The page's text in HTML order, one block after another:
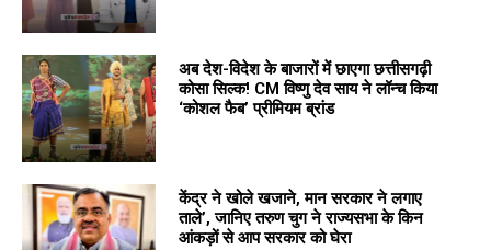
अब देश-विदेश के बाजारों में छाएगा छत्तीसगढ़ी
कोसा सिल्क! CM विष्णु देव साय ने लॉन्च किया
‘कोशल फैब’ प्रीमियम ब्रांड
केंद्र ने खोले खजाने, मान सरकार ने लगाए
ताले’, जानिए तरुण चुग ने राज्यसभा के किन
आंकड़ों से आप सरकार को घेरा